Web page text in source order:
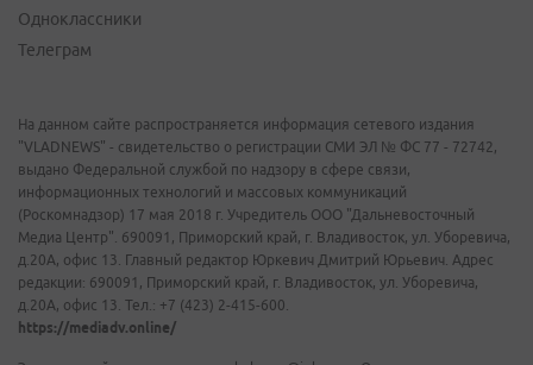
Одноклассники
Телеграм
На данном сайте распространяется информация сетевого издания
"VLADNEWS" - свидетельство о регистрации СМИ ЭЛ № ФС 77 - 72742,
выдано Федеральной службой по надзору в сфере связи,
информационных технологий и массовых коммуникаций
(Роскомнадзор) 17 мая 2018 г. Учредитель ООО "Дальневосточный
Медиа Центр". 690091, Приморский край, г. Владивосток, ул. Уборевича,
д.20А, офис 13. Главный редактор Юркевич Дмитрий Юрьевич. Адрес
редакции: 690091, Приморский край, г. Владивосток, ул. Уборевича,
д.20А, офис 13. Тел.: +7 (423) 2-415-600.
https://mediadv.online/